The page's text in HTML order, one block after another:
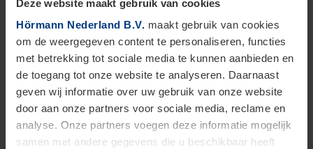
Deze website maakt gebruik van cookies
Hörmann Nederland B.V. maakt gebruik van cookies
om de weergegeven content te personaliseren, functies
met betrekking tot sociale media te kunnen aanbieden en
de toegang tot onze website te analyseren. Daarnaast
geven wij informatie over uw gebruik van onze website
door aan onze partners voor sociale media, reclame en
analyse. Onze partners voegen deze informatie mogelijk
samen met andere gegevens die u beschikbaar heeft
RAL-kleur naar keuze en speciale kleuren: NCS,
structuur- en pareleffectkleuren
VIND EEN DEALER IN UW BUURT